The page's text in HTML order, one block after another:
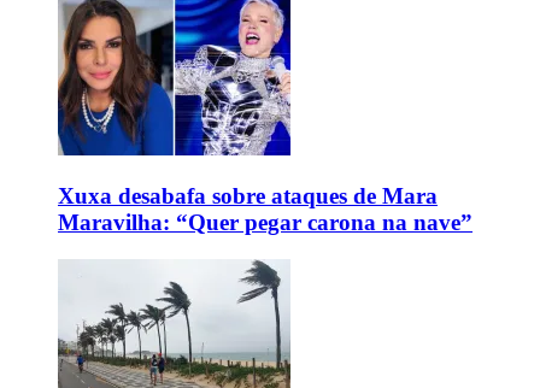
Xuxa desabafa sobre ataques de Mara
Maravilha: “Quer pegar carona na nave”